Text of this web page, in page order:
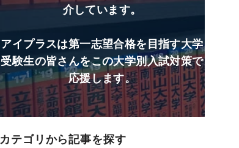
介しています。
アイプラスは第一志望合格を目指す大学
受験生の皆さんをこの大学別入試対策で
応援します。
カテゴリから記事を探す